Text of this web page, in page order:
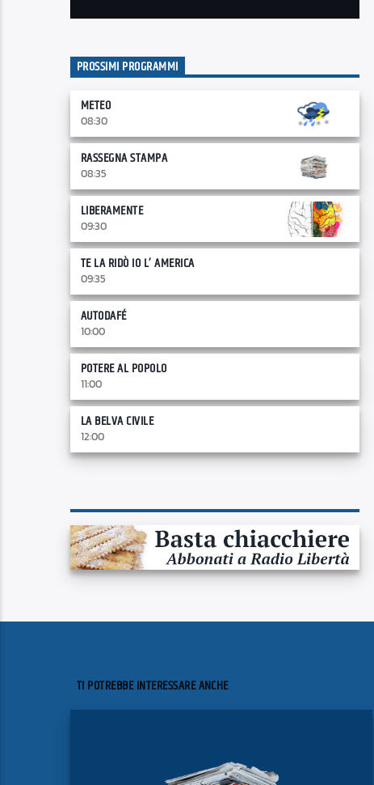
PROSSIMI PROGRAMMI
METEO
08:30
RASSEGNA STAMPA
08:35
LIBERAMENTE
09:30
TE LA RIDÒ IO L’ AMERICA
09:35
AUTODAFÉ
10:00
POTERE AL POPOLO
11:00
LA BELVA CIVILE
12:00
TI POTREBBE INTERESSARE ANCHE